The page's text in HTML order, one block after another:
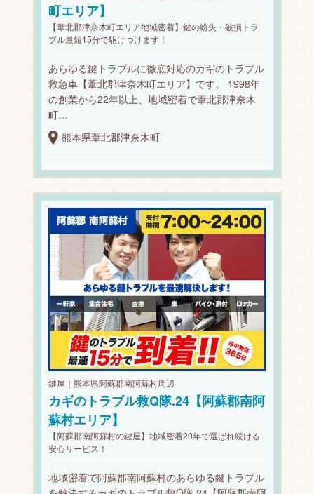
町エリア】
【葦北郡津奈木町エリア地域密着】鍵の紛失・破損トラ
ブル最短15分で駆けつけます！
あらゆる鍵トラブルに徹底対応のカギのトラブル
救急車【葦北郡津奈木町エリア】です。 1998年
の創業から22年以上、地域密着で葦北郡津奈木
町…
熊本県葦北郡津奈木町
鍵屋｜熊本県阿蘇郡南阿蘇村周辺
カギのトラブル救Q隊.24【阿蘇郡南阿
蘇村エリア】
【阿蘇郡南阿蘇村の鍵屋】地域密着20年で選ばれ続ける
安心サービス！
地域密着で阿蘇郡南阿蘇村のあらゆる鍵トラブル